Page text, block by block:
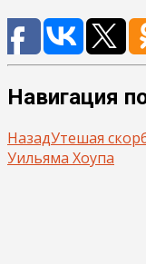
Навигация
НазадУтешая
Уильяма Хоупа